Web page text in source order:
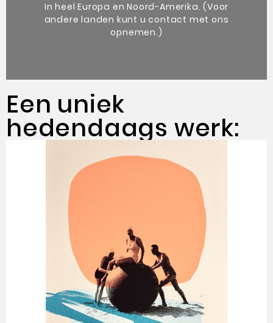
In heel Europa en Noord-Amerika. (Voor
andere landen kunt u contact met ons
opnemen.)
Een uniek
hedendaags werk: